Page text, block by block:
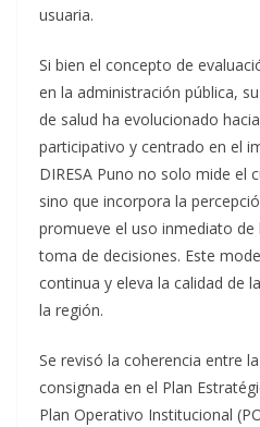
usuaria.
Si bien el concepto de
en la administración pública,
de salud ha evolucionado
participativo y centrado en el
DIRESA Puno no solo mide el
sino que incorpora la
promueve el uso inmediato de
toma de decisiones. Este
continua y eleva la calidad de
la región.
Se revisó la coherencia entre
consignada en el Plan
Plan Operativo Institucional